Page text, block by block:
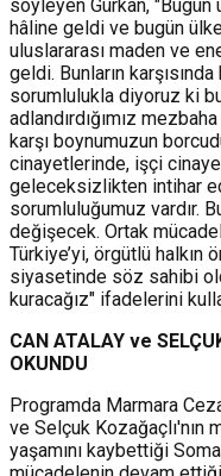
söyleyen Gürkan, "Bugün
hâline geldi ve bugün
uluslararası maden ve
geldi. Bunların
sorumlulukla diyoruz ki
adlandırdığımız
karşı boynumuzun
cinayetlerinde, işçi
geleceksizlikten intihar
sorumluluğumuz vardır.
değişecek. Ortak
Türkiye’yi, örgütlü halkın
siyasetinde söz sahibi
kuracağız" ifadelerini
CAN ATALAY ve
OKUNDU
Programda Marmara
ve Selçuk Kozağaçlı'nın
yaşamını kaybettiği